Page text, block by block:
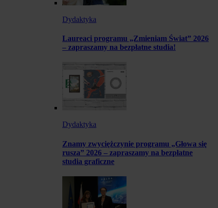
Dydaktyka
Laureaci programu „Zmieniam Świat” 2026
– zapraszamy na bezpłatne studia!
Dydaktyka
Znamy zwyciężczynie programu „Głowa się
rusza” 2026 – zapraszamy na bezpłatne
studia graficzne